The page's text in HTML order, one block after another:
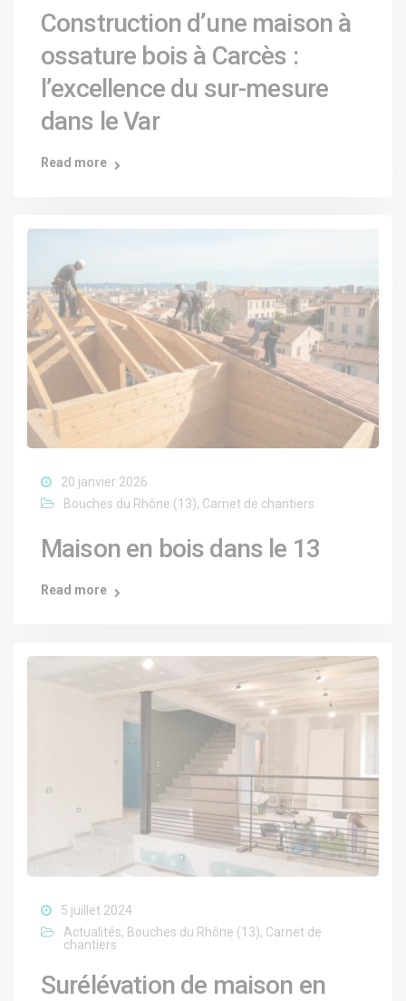
Construction d’une maison à
ossature bois à Carcès :
l’excellence du sur-mesure
dans le Var
Read more
20 janvier 2026
Bouches du Rhône (13), Carnet de chantiers
Maison en bois dans le 13
Read more
5 juillet 2024
Actualités, Bouches du Rhône (13), Carnet de
chantiers
Surélévation de maison en